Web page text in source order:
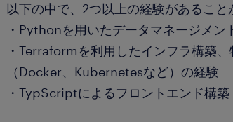
以下の中で、2つ以上の経験があること
・Pythonを用いたデータマネージメン
・Terraformを利用したインフラ構築
（Docker、Kubernetesなど）の経験
・TypScriptによるフロントエンド構築